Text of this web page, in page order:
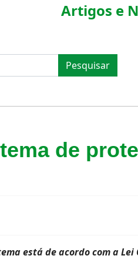
Pesquisar
Artigos e
de
está de acordo com a